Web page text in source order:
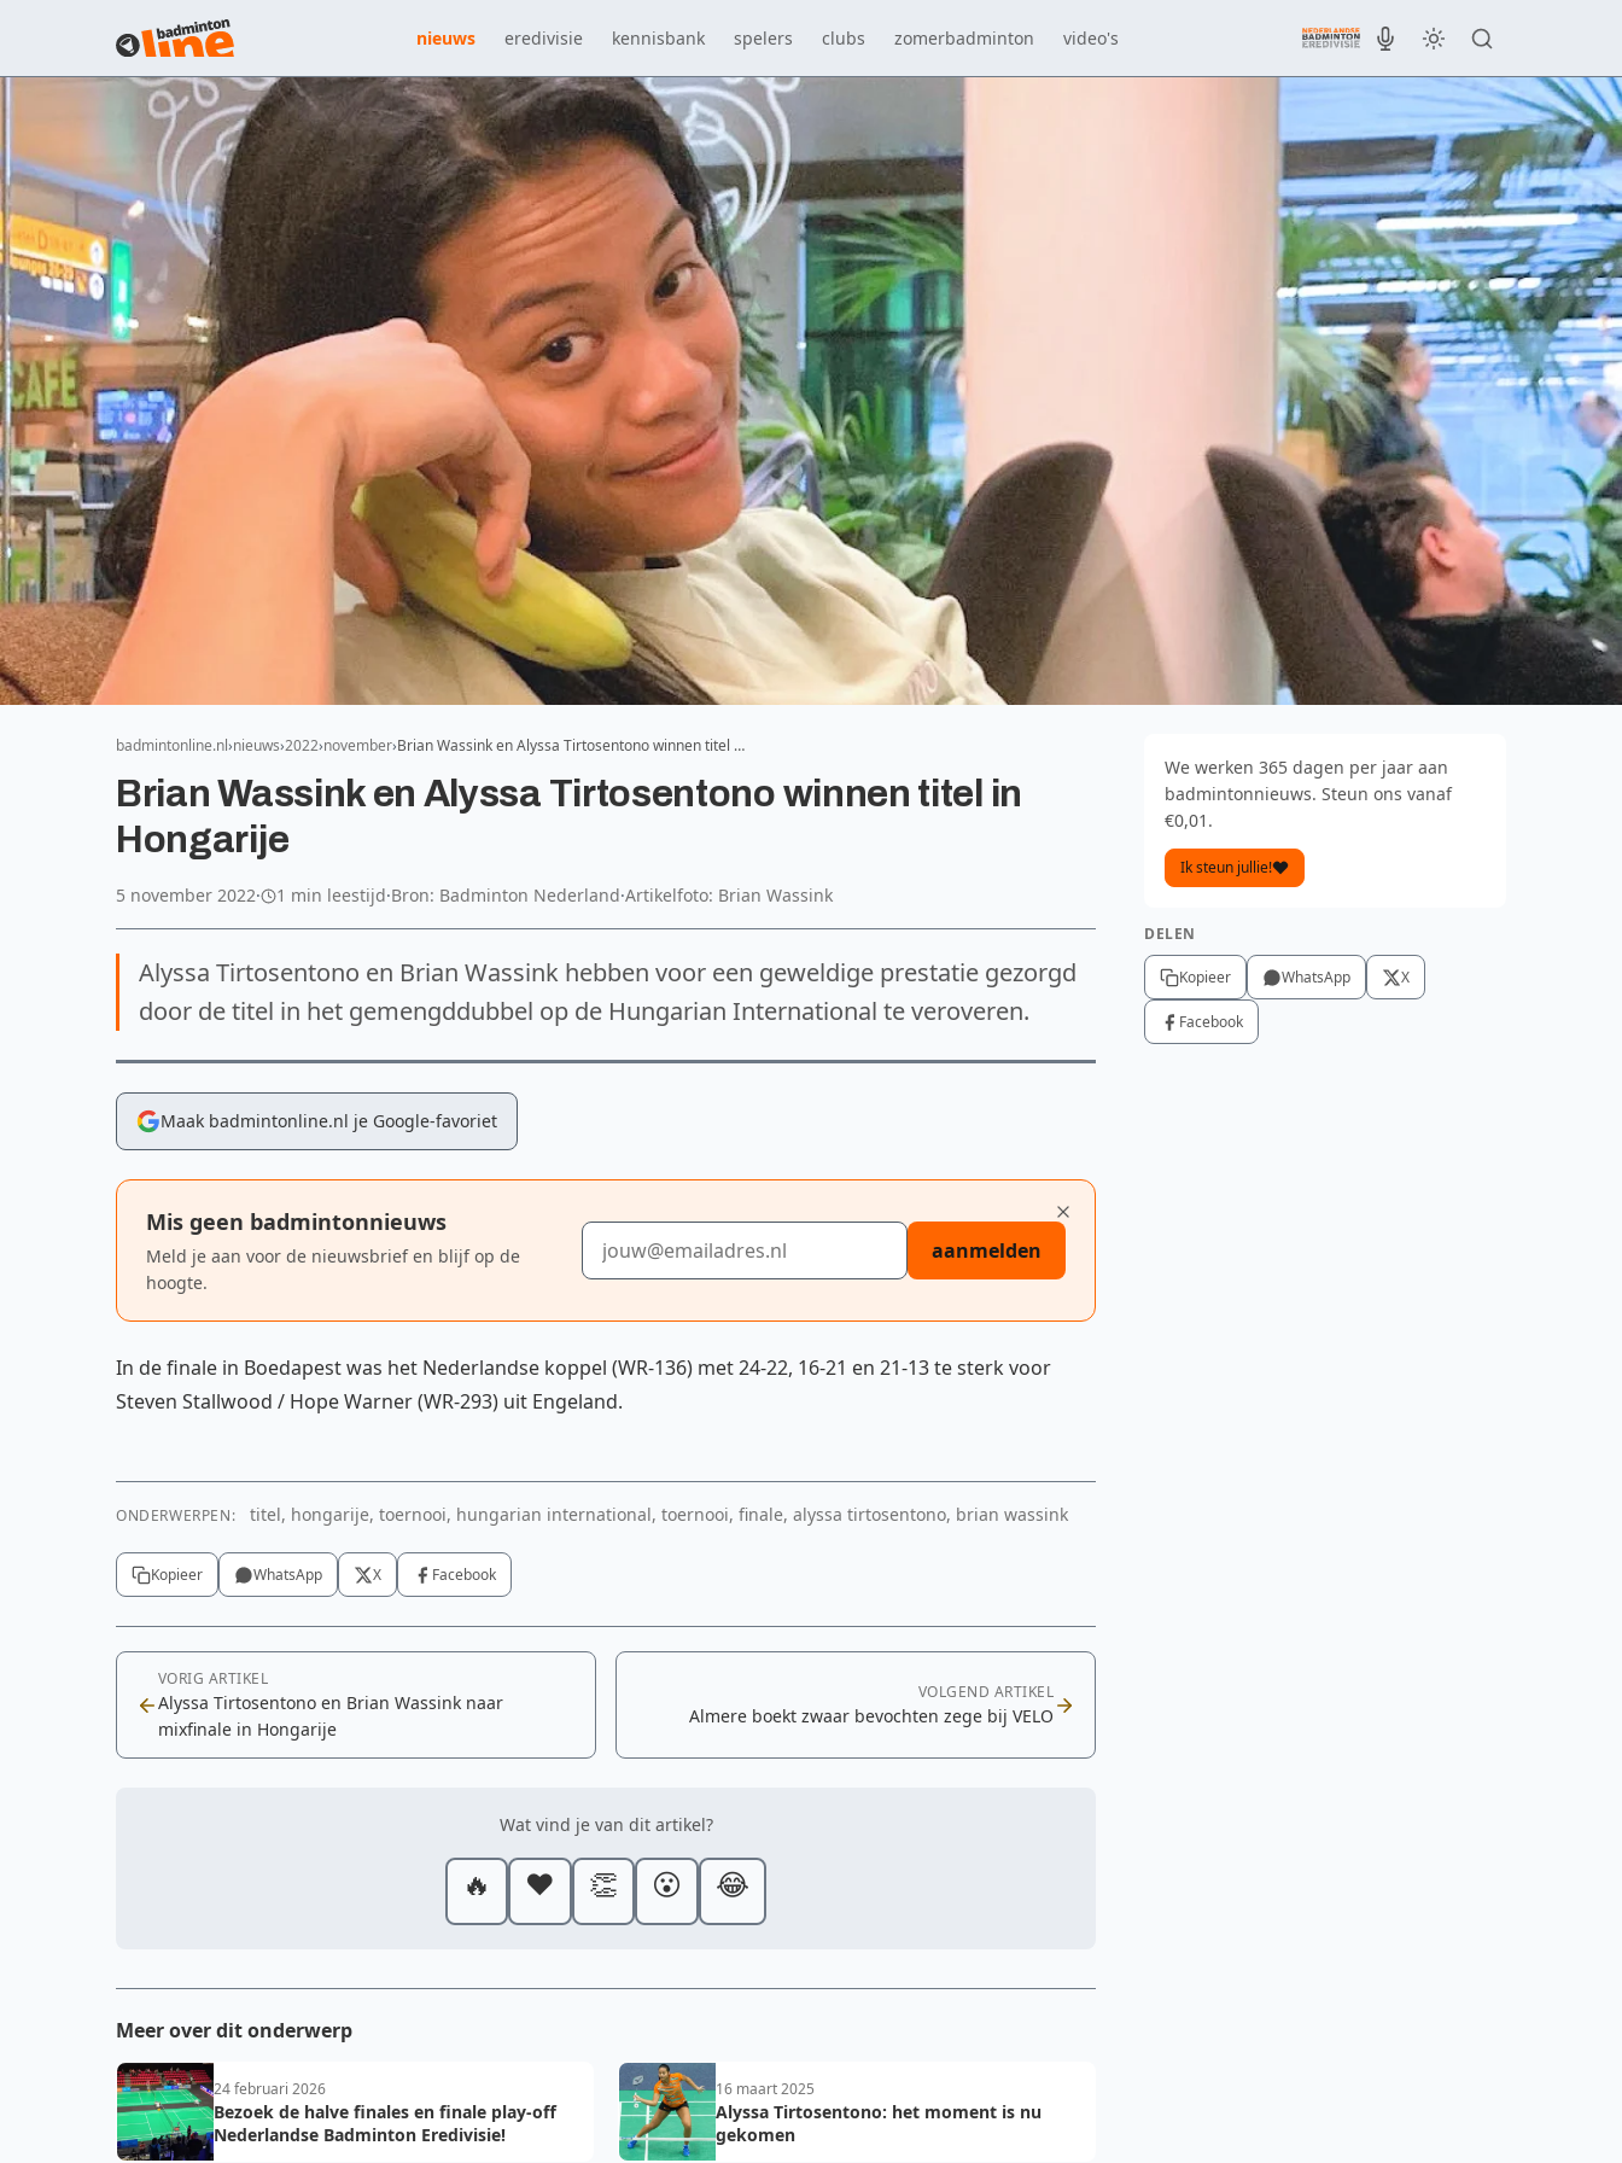
nieuws eredivisie kennisbank spelers clubs zomerbadminton video's
badmintonline.nl nieuws 2022 november Brian Wassink en Alyssa Tirtosentono winnen titel …
Brian Wassink en Alyssa Tirtosentono winnen titel in
Hongarije
5 november 2022· 1 min leestijd·Bron: Badminton Nederland·Artikelfoto: Brian Wassink
Alyssa Tirtosentono en Brian Wassink hebben voor een geweldige prestatie gezorgd
door de titel in het gemengddubbel op de Hungarian International te veroveren.
Maak badmintonline.nl je Google-favoriet
Mis geen badmintonnieuws
Meld je aan voor de nieuwsbrief en blijf op de
hoogte.
E-mailadres
aanmelden
In de finale in Boedapest was het Nederlandse koppel (WR-136) met 24-22, 16-21 en 21-13 te sterk voor
Steven Stallwood / Hope Warner (WR-293) uit Engeland.
YouTube video
Om deze video te tonen is toestemming voor media-
cookies nodig.
ONDERWERPEN: titel, hongarije, toernooi, hungarian international, toernooi, finale, alyssa tirtosentono, brian wassink
Kopieer WhatsApp X Facebook
VORIG ARTIKEL
Alyssa Tirtosentono en Brian Wassink naar
mixfinale in Hongarije
VOLGEND ARTIKEL
Almere boekt zwaar bevochten zege bij VELO
Wat vind je van dit artikel?
🔥 ❤️ 👏 😮 😂
Meer over dit onderwerp
24 februari 2026
Bezoek de halve finales en finale play-off
Nederlandse Badminton Eredivisie!
16 maart 2025
Alyssa Tirtosentono: het moment is nu
gekomen
We werken 365 dagen per jaar aan
badmintonnieuws. Steun ons vanaf
€0,01.
Ik steun jullie!
DELEN
Kopieer WhatsApp X
Facebook